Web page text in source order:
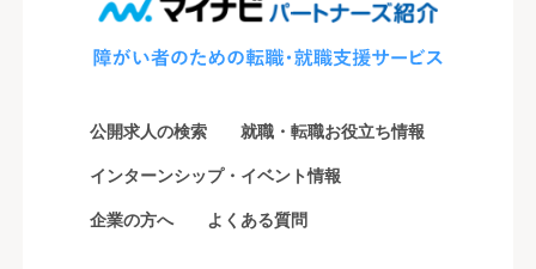
公開求人の検索 就職・転職お役立ち情報
インターンシップ・イベント情報
企業の方へ よくある質問